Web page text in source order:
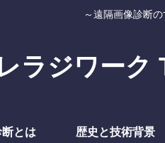
～遠隔画像診断
ラジワー
とは 歴史と技術背景